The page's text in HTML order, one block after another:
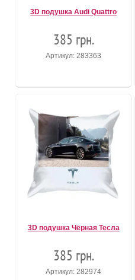
3D подушка Audi Quattro
385 грн.
Артикул: 283363
3D подушка Чёрная Тесла
385 грн.
Артикул: 282974